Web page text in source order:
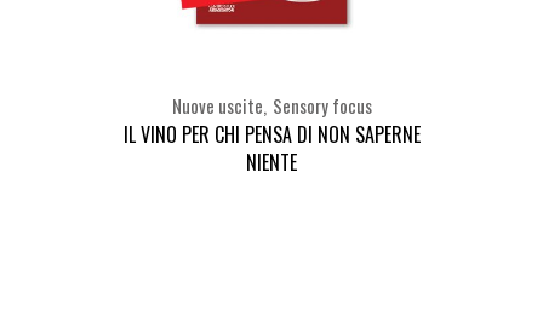
Nuove uscite Sensory focus
IL VINO PER CHI PENSA DI NON SAPERNE
NIENTE